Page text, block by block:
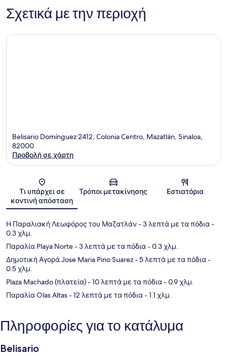
Σχετικά με την περιοχή
Belisario Domínguez 2412, Colonia Centro, Mazatlán, Sinaloa,
82000
Προβολή σε χάρτη
Τι υπάρχει σε
κοντινή απόσταση
Τρόποι μετακίνησης Εστιατόρια
Η Παραλιακή Λεωφόρος του Μαζατλάν- 3 λεπτά με τα πόδια-
0.3 χλμ.
Παραλία Playa Norte- 3 λεπτά με τα πόδια- 0.3 χλμ.
Δημοτική Αγορά Jose Maria Pino Suarez- 5 λεπτά με τα πόδια-
0.5 χλμ.
Plaza Machado (πλατεία)- 10 λεπτά με τα πόδια- 0.9 χλμ.
Παραλία Olas Altas- 12 λεπτά με τα πόδια- 1.1 χλμ.
Πληροφορίες για το κατάλυμα
Belisario